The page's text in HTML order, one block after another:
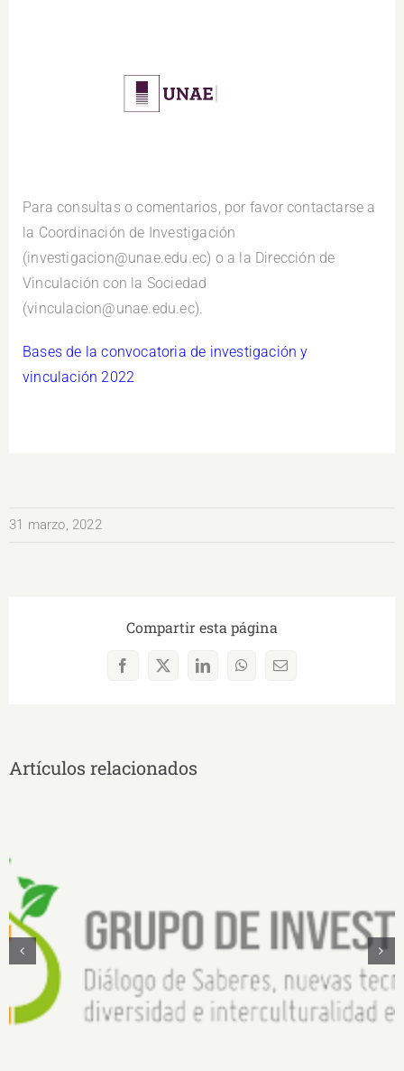
Para consultas o comentarios, por favor contactarse a
la Coordinación de Investigación
(investigacion@unae.edu.ec) o a la Dirección de
Vinculación con la Sociedad
(vinculacion@unae.edu.ec).
Bases de la convocatoria de investigación y
vinculación 2022
31 marzo, 2022
Compartir esta página
Facebook
X LinkedInWhatsAppCorreo
Artículos relacionados
diversidad e interculturalidad en la Amazonía